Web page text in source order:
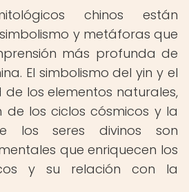
chinos están
y metáforas que
más profunda de
El simbolismo del yin y el
los elementos naturales,
de los ciclos cósmicos y la
los seres divinos son
que enriquecen los
y su relación con la